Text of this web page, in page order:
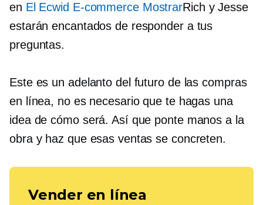
en El Ecwid E-commerceMostrarRich y Jesse
estarán encantados de responder a tus
preguntas.
Este es un adelanto del futuro de las compras
en línea, no es necesario que te hagas una
idea de cómo será. Así que ponte manos a la
obra y haz que esas ventas se concreten.
Vender en línea